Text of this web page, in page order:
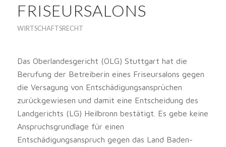
RISEURSALONS
WIRTSCHAFTSRECHT
Das Oberlandesgericht (OLG) Stuttgart hat die
Berufung der Betreiberin eines Friseursalons gegen
die Versagung von Entschädigungsansprüchen
zurückgewiesen und damit eine Entscheidung des
Landgerichts (LG) Heilbronn bestätigt. Es gebe keine
Anspruchsgrundlage für einen
Entschädigungsanspruch gegen das Land Baden-